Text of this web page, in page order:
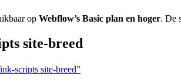
op Webflow’s Basic plan en hoger. De
site-breed
scripts site-breed”